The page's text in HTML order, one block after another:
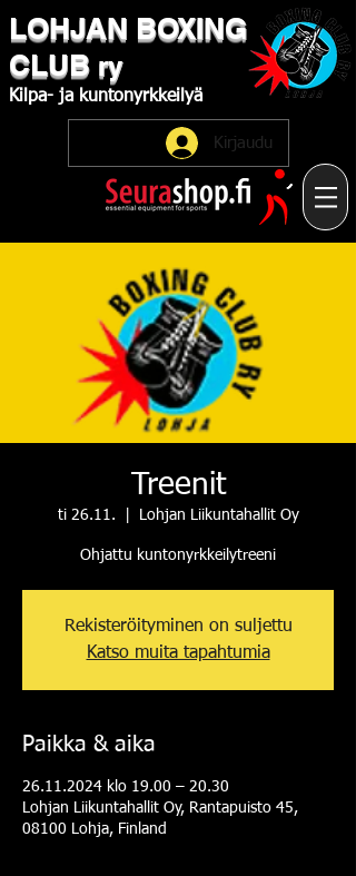
LOHJAN ​BOXING
CLUB ry
Kilpa- ja kuntonyrkkeilyä
Kirjaudu
Treenit
ti 26.11. Lohjan Liikuntahallit Oy
Ohjattu kuntonyrkkeilytreeni
Rekisteröityminen on suljettu
Katso muita tapahtumia
Paikka & aika
26.11.2024 klo 19.00 – 20.30
Lohjan Liikuntahallit Oy, Rantapuisto 45,
08100 Lohja, Finland